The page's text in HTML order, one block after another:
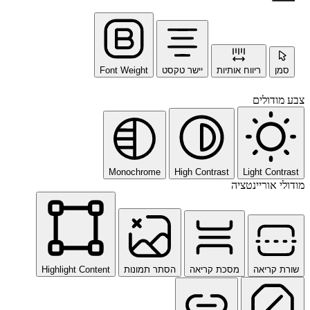
סמן ריווח אותיות יישר טקסט Font Weight
צבע מודולים
Light Contrast
High Contrast
Monochrome
מודולי אוריינטציה
שורת קריאה מסכת קריאה הסתר תמונות Highlight Content